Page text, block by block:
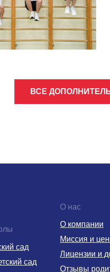
ВСЕ
О компании
Отзывы
Миссия и
Лицензии и
О нас
сад
сад